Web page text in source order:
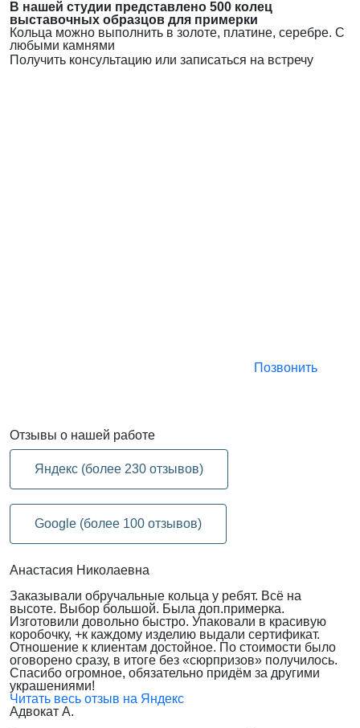
В нашей студии представлено 500 колец
выставочных образцов для примерки
Кольца можно выполнить в золоте, платине, серебре. С
любыми камнями
Получить консультацию или записаться на встречу
Позвонить
Отзывы о нашей работе
Яндекс (более 230 отзывов)
Google (более 100 отзывов)
Анастасия Николаевна
Заказывали обручальные кольца у ребят. Всё на
высоте. Выбор большой. Была доп.примерка.
Изготовили довольно быстро. Упаковали в красивую
коробочку, +к каждому изделию выдали сертификат.
Отношение к клиентам достойное. По стоимости было
оговорено сразу, в итоге без «сюрпризов» получилось.
Спасибо огромное, обязательно придём за другими
украшениями!
Читать весь отзыв на Яндекс
Адвокат А.